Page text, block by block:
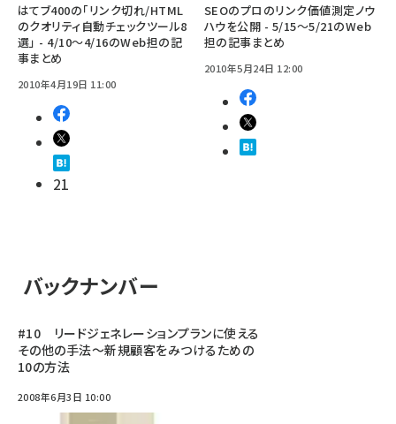
はてブ400の「リンク切れ/HTML
のクオリティ自動チェックツール8
選」 - 4/10～4/16のWeb担の記
事まとめ
2010年4月19日 11:00
21
SEOのプロのリンク価値測定ノウ
ハウを公開 - 5/15～5/21のWeb
担の記事まとめ
2010年5月24日 12:00
バックナンバー
#10 リードジェネレーションプランに使える
その他の手法～新規顧客をみつけるための
10の方法
2008年6月3日 10:00